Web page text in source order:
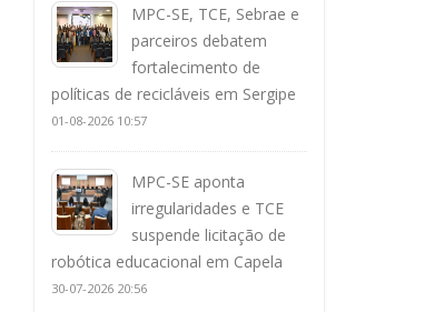
MPC-SE, TCE, Sebrae e
parceiros debatem
fortalecimento de
políticas de recicláveis em Sergipe
01-08-2026 10:57
MPC-SE aponta
irregularidades e TCE
suspende licitação de
robótica educacional em Capela
30-07-2026 20:56